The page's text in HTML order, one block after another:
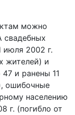
можно
июля 2002 г.
жителей) и
и ранены 11
ошибочные
населению
г. (погибло от